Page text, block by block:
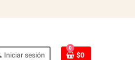
Iniciar sesión
0
$0